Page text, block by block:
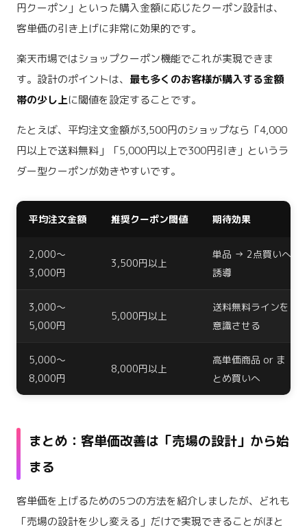
円クーポン」といった購入金額に応じたクーポン設計は、
客単価の引き上げに非常に効果的です。
楽天市場ではショップクーポン機能でこれが実現できま
す。設計のポイントは、 最も多くのお客様が購入する金額
帯の少し上に閾値を設定することです。
たとえば、平均注文金額が3,500円のショップなら「4,000
円以上で送料無料」「5,000円以上で300円引き」というラ
ダー型クーポンが効きやすいです。
平均注文金額 推奨クーポン閾値 期待効果
2,000〜
3,000円
3,500円以上
単品 → 2点買いへ
誘導
3,000〜
5,000円
5,000円以上
送料無料ラインを
意識させる
5,000〜
8,000円
8,000円以上
高単価商品 or ま
とめ買いへ
まとめ：客単価改善は「売場の設計」から始
まる
客単価を上げるための5つの方法を紹介しましたが、どれも
「売場の設計を少し変える」だけで実現できることがほと